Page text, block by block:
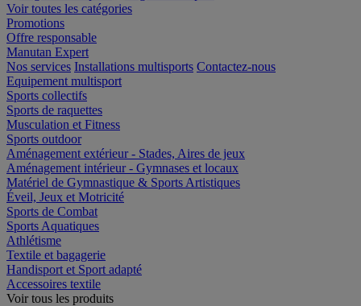
Voir toutes les catégories
Promotions
Offre responsable
Manutan Expert
Nos services Installations multisports Contactez-nous
Equipement multisport
Sports collectifs
Sports de raquettes
Musculation et Fitness
Sports outdoor
Aménagement extérieur - Stades, Aires de jeux
Aménagement intérieur - Gymnases et locaux
Matériel de Gymnastique & Sports Artistiques
Éveil, Jeux et Motricité
Sports de Combat
Sports Aquatiques
Athlétisme
Textile et bagagerie
Handisport et Sport adapté
Accessoires textile
Voir tous les produits